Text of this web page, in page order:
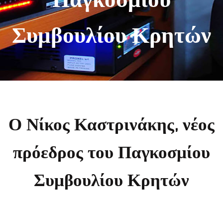
Συμβουλίου Κρητών
Ο Νίκος Καστρινάκης, νέος
πρόεδρος του Παγκοσμίου
Συμβουλίου Κρητών